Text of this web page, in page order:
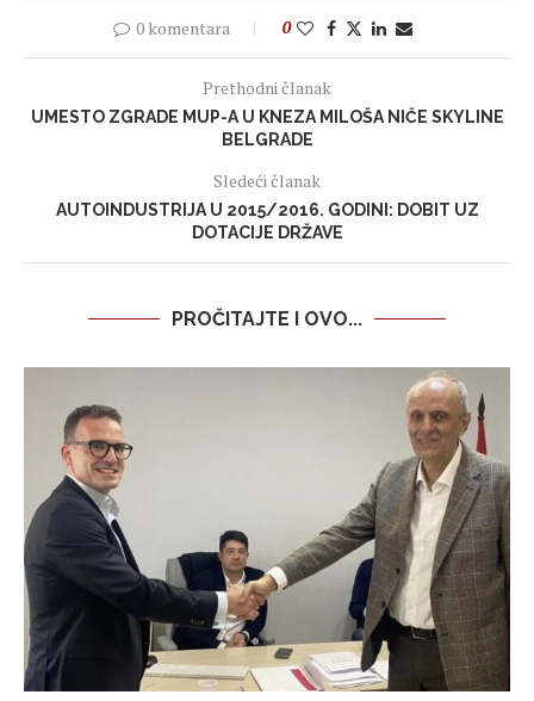
0 komentara 0
Prethodni članak
UMESTO ZGRADE MUP-A U KNEZA MILOŠA NIČE SKYLINE
BELGRADE
Sledeći članak
AUTOINDUSTRIJA U 2015/2016. GODINI: DOBIT UZ
DOTACIJE DRŽAVE
PROČITAJTE I OVO...